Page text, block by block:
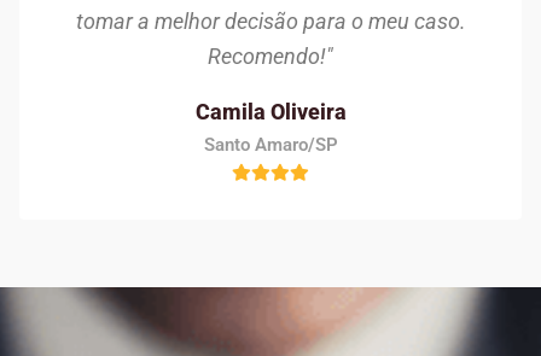
tomar a melhor decisão para o meu caso.
Recomendo!"
Camila Oliveira
Santo Amaro/SP